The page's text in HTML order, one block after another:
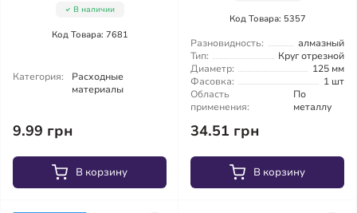
В наличии
Код Товара: 7681
Категория:
Расходные
материалы
9.99 грн
В корзину
Код Товара: 5357
Разновидность:
алмазный
Тип:
Круг отрезной
Диаметр:
125 мм
Фасовка:
1 шт
Область
применения:
По
металлу
34.51 грн
В корзину